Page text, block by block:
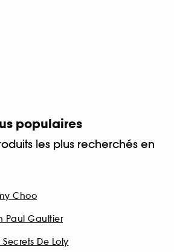
populaires
les plus recherchés en
Choo
Paul Gaultier
De Loly